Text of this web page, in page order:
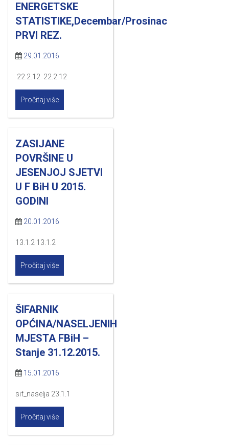
ENERGETSKE
STATISTIKE,Decembar/Prosinac
PRVI REZ.
29.01.2016
22.2.12 22.2.12
Pročitaj više
ZASIJANE
POVRŠINE U
JESENJOJ SJETVI
U F BiH U 2015.
GODINI
20.01.2016
13.1.2 13.1.2
Pročitaj više
ŠIFARNIK
OPĆINA/NASELJENIH
MJESTA FBiH –
Stanje 31.12.2015.
15.01.2016
sif_naselja 23.1.1
Pročitaj više